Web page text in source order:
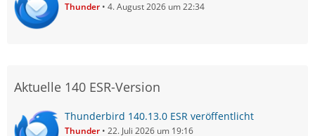
Thunder 4. August 2026 um 22:34
Aktuelle 140 ESR-Version
Thunderbird 140.13.0 ESR veröffentlicht
Thunder 22. Juli 2026 um 19:16